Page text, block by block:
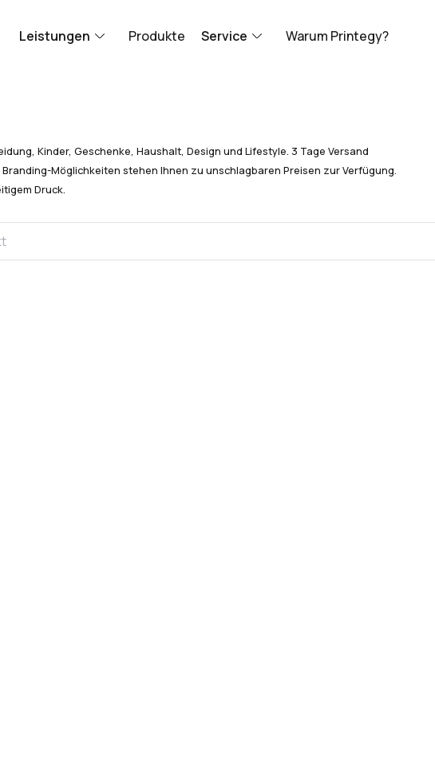
Leistungen Produkte Service Warum Printegy?
Kinder, Geschenke, Haushalt, Design und Lifestyle. 3 Tage Versand
Möglichkeiten stehen Ihnen zu unschlagbaren Preisen zur Verfügung.
Druck.